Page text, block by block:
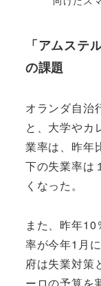
「アムステ
の課題
オランダ自治
と、大学やカ
業率は、昨年
下の失業率は
くなった。
また、昨年
率が今年1月
府は失業対策
ーロの予算